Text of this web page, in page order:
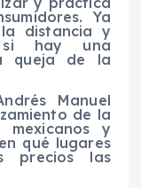
Ya
distancia y
hay una
queja de la
Manuel
de la
y
qué lugares
precios las